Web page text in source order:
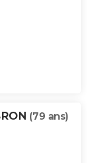
(79 ans)